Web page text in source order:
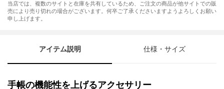
当店では、複数のサイトと在庫を共有しているため、ご注文の商品が他サイトでの販
売により売り切れの場合がございます。何卒ご了承くださいますようよろしくお願い
申し上げます。
アイテム説明 仕様・サイズ
手帳の機能性を上げるアクセサリー